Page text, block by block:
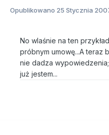
Opublikowano 25 Stycznia
No wlaśnie na ten
próbnym umowę...A teraz
nie dadza
już jestem...